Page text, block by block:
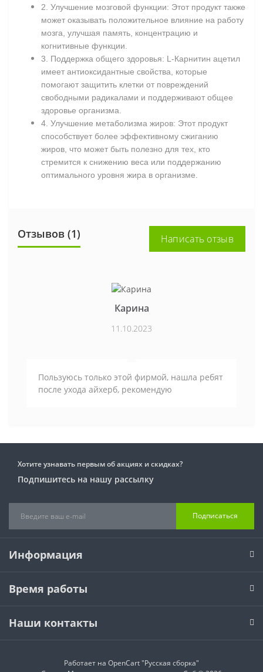
2. Улучшение мозговой функции: Этот продукт также
может оказывать положительное влияние на работу
мозга, улучшая память, концентрацию и
когнитивные функции.
3. Поддержка общего здоровья: L-Карнитин ацетил
имеет антиоксидантные свойства, которые
помогают защитить клетки от повреждений
свободными радикалами и поддерживают общее
здоровье организма.
4. Улучшение метаболизма жиров: Этот продукт
способствует более эффективному сжиганию
жиров, что может быть полезно для тех, кто
стремится к снижению веса или поддержанию
оптимального уровня жира в организме.
Отзывов (1) Написать отзыв
Карина
11.10.2023
Пользуюсь только этой фирмой, нашла ребят
после ухода айхерб, рекомендую
Хотите узнавать первым об акциях и скидках?
Подпишитесь на нашу рассылку
Подписаться
Информация
Время работы
Наши контакты
Работает на OpenCart "Русская сборка"